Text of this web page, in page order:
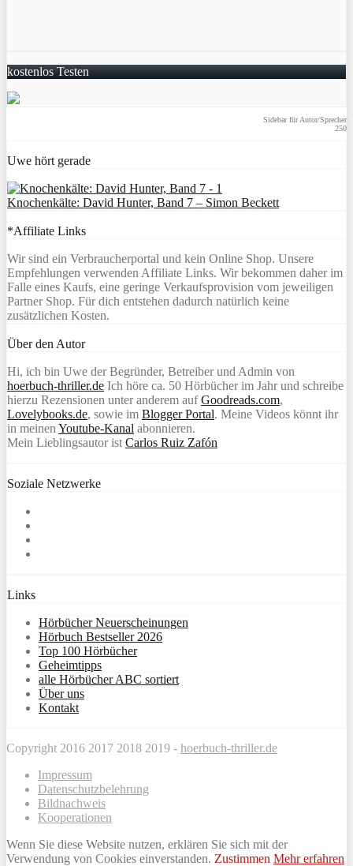
kostenlos Testen
Sidebar für Autor/Sprecher
250
Uwe hört gerade
Knochenkälte: David Hunter, Band 7 – Simon Beckett
*Affiliate Links
Wir sind ein Verbraucherportal und kein Online Shop. Unsere
Empfehlungen verwenden Affiliate Links. Wir bekommen daher im
Falle eines Kaufs, eine geringe Verkaufsprovision vom jeweiligen
Partner Shop. Für dich entstehen dadurch natürlich keine
zusätzlichen Kosten.
Über den Autor
Hi, ich bin Uwe der Begründer, Betreiber und Admin von
hoerbuch-thriller.de Ich höre ca. 50 Hörbücher im Jahr und schreibe
hierzu Rezensionen unter anderem aufGoodreads.com,
Lovelybooks.de, sowie im Blogger Portal. Meine Videos könnt ihr
in meinen Youtube-Kanal abonnieren.
Mein Lieblingsautor ist Carlos Ruiz Zafón
Soziale Netzwerke
Links
Hörbücher Neuerscheinungen
Hörbuch Bestseller 2026
Top 100 Hörbücher
Geheimtipps
alle Hörbücher ABC sortiert
Über uns
Kontakt
Copyright 2016 2017 2018 2019 - hoerbuch-thriller.de
Impressum
Datenschutzbelehrung
Bildnachweis
Kooperationen
Wenn Sie diese Website nutzen, erklären Sie sich mit der
Verwendung von Cookies einverstanden. Zustimmen Mehr erfahren